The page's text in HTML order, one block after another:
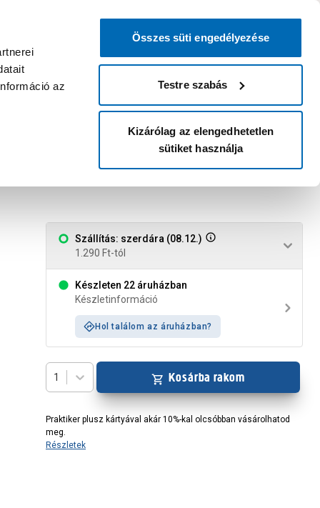
az
Összes süti engedélyezése
Testre szabás
Kizárólag az elengedhetetlen
sütiket használja
bejelentkezni?
Belépés Listáim
Áruházak és szolgáltatások
Szállítás: szerdára (08.12.)
1.290 Ft-tól
Készleten 22 áruházban
Készletinformáció
Hol találom az áruházban?
1 Kosárba rakom
Praktiker plusz kártyával akár 10%-kal olcsóbban vásárolhatod
meg.
Részletek